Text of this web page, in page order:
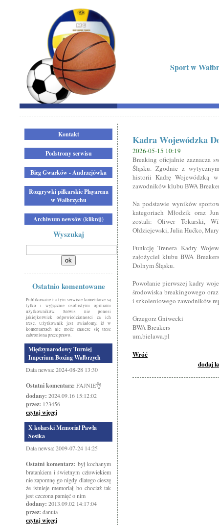
Sport w
Kontakt
Podstrony serwisu
Bieg Gwarków - Andrzejówka
Rozgrywki piłkarskie Playarena
w Wałbrzychu
Archiwum newsów (kliknij)
Wyszukaj
Ostatnio komentowane
Publikowane na tym serwisie komentarze są
tylko i wyłącznie osobistymi opiniami
użytkowników. Serwis nie ponosi
jakiejkolwiek odpowiedzialności za ich
treść. Użytkownik jest świadomy, iż w
komentarzach nie może znaleźć się treść
zabroniona przez prawo.
Międzynarodowy Turniej
Imperium Boxing Wałbrzych
Data newsa: 2024-08-28 13:30
Ostatni komentarz: FAJNIE👌
dodany: 2024.09.16 15:12:02
przez: 123456
czytaj więcej
X kolarski Memoriał Pawła
Sosika
Data newsa: 2009-07-24 14:25
Ostatni komentarz: był kochanym
bratankiem i świetnym człowiekiem
nie zapomnę go nigdy dlatego cieszę
że istnieje memoriał bo chociaż tak
jest czczona pamięć o nim
dodany: 2013.09.02 14:17:04
przez: danuta
czytaj więcej
Kadra Wojewódzka
2026-05-15 10:19
Breaking oficjalnie zaznacza
Śląsku. Zgodnie z
historii Kadrę Wojewódzką
zawodników klubu BWA
Na podstawie wyników
kategoriach Młodzik oraz
zostali: Oliwer Tokarski,
Ołdziejewski, Julia Hućko,
Funkcję Trenera Kadry
założyciel klubu BWA
Dolnym Śląsku.
Powołanie pierwszej kadry
środowiska breakingowego
i szkoleniowego zawodników
Grzegorz Gniwecki
BWA Breakers
um.bielawa.pl
Wróć
dodaj